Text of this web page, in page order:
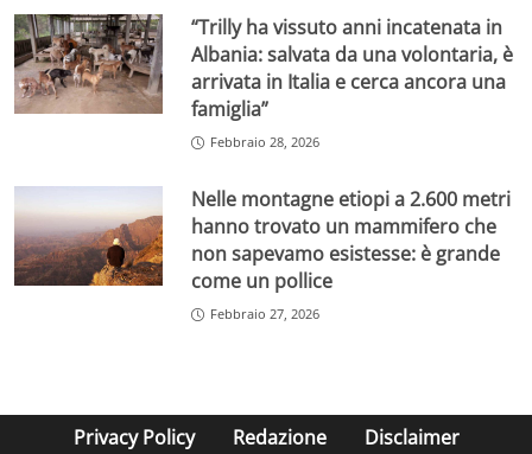
“Trilly ha vissuto anni incatenata in
Albania: salvata da una volontaria, è
arrivata in Italia e cerca ancora una
famiglia”
Febbraio 28, 2026
Nelle montagne etiopi a 2.600 metri
hanno trovato un mammifero che
non sapevamo esistesse: è grande
come un pollice
Febbraio 27, 2026
Privacy Policy Redazione Disclaimer